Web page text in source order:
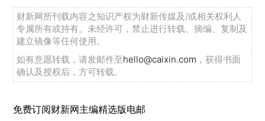
财新网所刊载内容之知识产权为财新传媒及/或相关权利人
专属所有或持有。未经许可，禁止进行转载、摘编、复制及
建立镜像等任何使用。
如有意愿转载，请发邮件至hello@caixin.com ，获得书面
确认及授权后，方可转载。
免费订阅财新网主编精选版电邮